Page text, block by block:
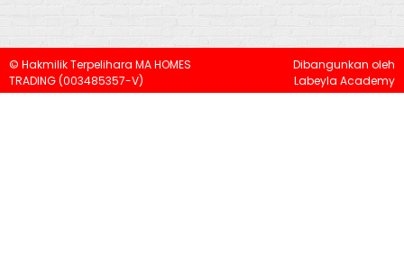
© Hakmilik Terpelihara MA HOMES
TRADING (003485357-V)
Dibangunkan oleh
Labeyla Academy